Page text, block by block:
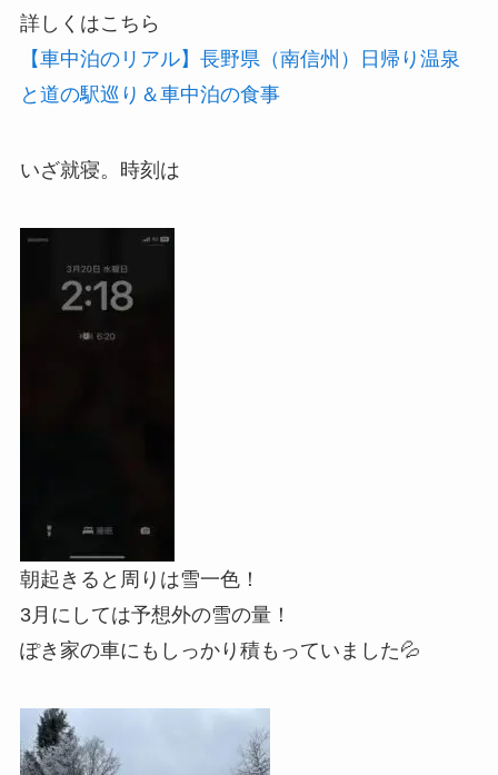
詳しくはこちら
【車中泊のリアル】長野県（南信州）日帰り温泉
と道の駅巡り＆車中泊の食事
いざ就寝。時刻は
朝起きると周りは雪一色！
3月にしては予想外の雪の量！
ぽき家の車にもしっかり積もっていました💦